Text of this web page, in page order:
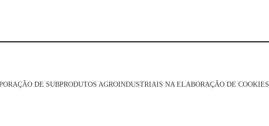
DE SUBPRODUTOS AGROINDUSTRIAIS NA ELABORAÇÃO DE COOKIES